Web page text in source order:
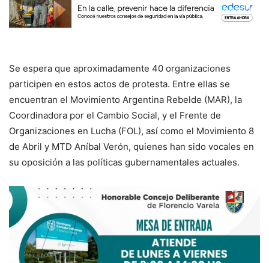
Se espera que aproximadamente 40 organizaciones
participen en estos actos de protesta. Entre ellas se
encuentran el Movimiento Argentina Rebelde (MAR), la
Coordinadora por el Cambio Social, y el Frente de
Organizaciones en Lucha (FOL), así como el Movimiento 8
de Abril y MTD Aníbal Verón, quienes han sido vocales en
su oposición a las políticas gubernamentales actuales.